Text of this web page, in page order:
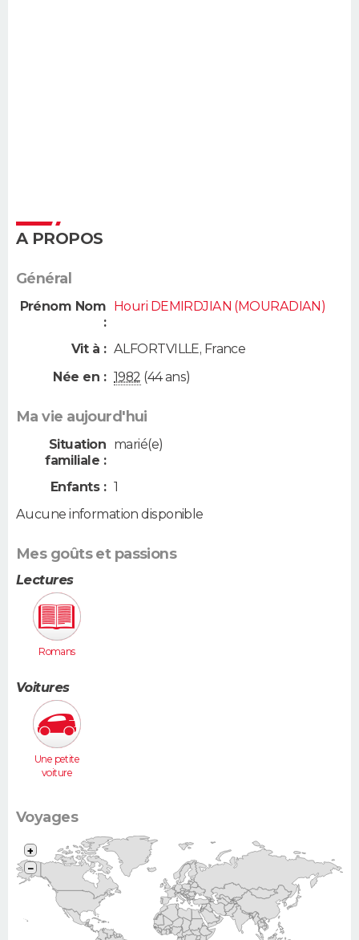
A PROPOS
Général
Prénom Nom
:
Houri DEMIRDJIAN (MOURADIAN)
Vit à : ALFORTVILLE, France
Née en : 1982 (44 ans)
Ma vie aujourd'hui
Situation
familiale :
marié(e)
Enfants : 1
Aucune information disponible
Mes goûts et passions
Lectures
Romans
Voitures
Une petite
voiture
Voyages
+
−